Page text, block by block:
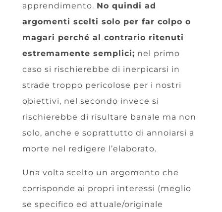
apprendimento. No quindi ad
argomenti scelti solo per far colpo o
magari perché al contrario ritenuti
estremamente semplici; nel primo
caso si rischierebbe di inerpicarsi in
strade troppo pericolose per i nostri
obiettivi, nel secondo invece si
rischierebbe di risultare banale ma non
solo, anche e soprattutto di annoiarsi a
morte nel redigere l’elaborato.
Una volta scelto un argomento che
corrisponde ai propri interessi (meglio
se specifico ed attuale/originale